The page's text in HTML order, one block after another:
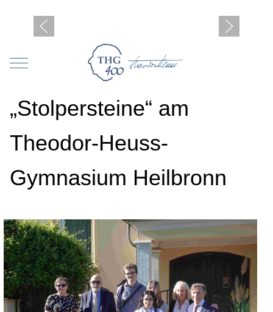
Mobile Menu Toggle
„Stolpersteine“ am
Theodor-Heuss-
Gymnasium Heilbronn